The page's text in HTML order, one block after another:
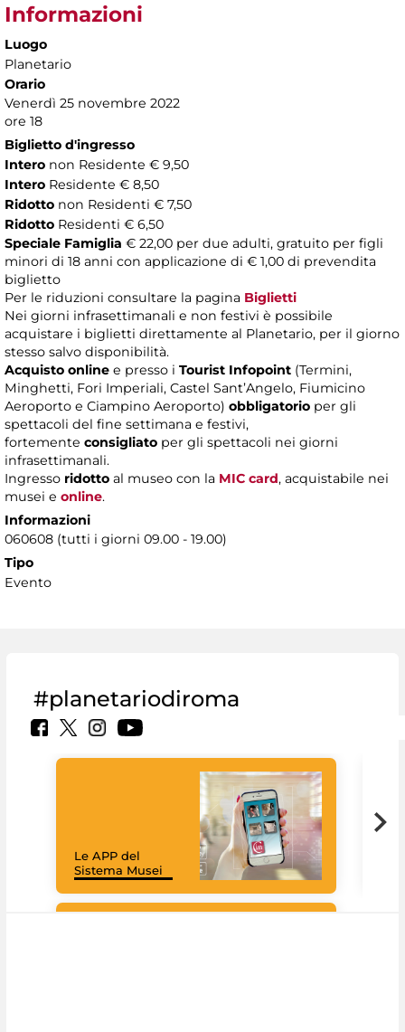
Informazioni
Luogo
Planetario
Orario
Venerdì 25 novembre 2022
ore 18
Biglietto d'ingresso
Intero non Residente € 9,50
Intero Residente € 8,50
Ridotto non Residenti € 7,50
Ridotto Residenti € 6,50
Speciale Famiglia € 22,00 per due adulti, gratuito per figli
minori di 18 anni con applicazione di € 1,00 di prevendita
biglietto
Per le riduzioni consultare la pagina Biglietti
Nei giorni infrasettimanali e non festivi è possibile
acquistare i biglietti direttamente al Planetario, per il giorno
stesso salvo disponibilità.
Acquisto online e presso i Tourist Infopoint (Termini,
Minghetti, Fori Imperiali, Castel Sant’Angelo, Fiumicino
Aeroporto e Ciampino Aeroporto) obbligatorio per gli
spettacoli del fine settimana e festivi,
fortemente consigliato per gli spettacoli nei giorni
infrasettimanali.
Ingresso ridotto al museo con la MIC card, acquistabile nei
musei e online.
Informazioni
060608 (tutti i giorni 09.00 - 19.00)
Tipo
Evento
#planetariodiroma
Le APP del
Sistema Musei